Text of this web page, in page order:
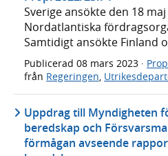
Sverige ansökte den 18
Nordatlantiska
Samtidigt ansökte Finland
Publicerad 08 mars 2023 ·
från Regeringen,
Uppdrag till Myndigheten
beredskap och
förmågan avseende